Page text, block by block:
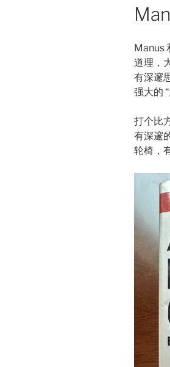
Manus
道理，
有深邃
强大的
打个比
有深邃
轮椅，